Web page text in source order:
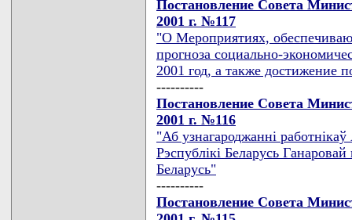
Постановление Совета
2001 г. №117
"О Мероприятиях,
прогноза социально-
2001 год, а также достижение
----------
Постановление Совета
2001 г. №116
"Аб узнагароджаннi
Рэспублiкi Беларусь
Беларусь"
----------
Постановление Совета